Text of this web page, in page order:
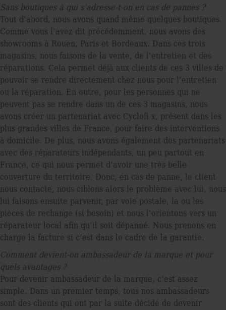
Sans boutiques à qui s’adresse-t-on en cas de pannes ?
Tout d’abord, nous avons quand même quelques boutiques.
Comme vous l’avez dit précédemment, nous avons des
showrooms à Rouen, Paris et Bordeaux. Dans ces trois
magasins, nous faisons de la vente, de l’entretien et des
réparations. Cela permet déjà aux clients de ces 3 villes de
pouvoir se rendre directement chez nous pour l’entretien
ou la réparation. En outre, pour les personnes qui ne
peuvent pas se rendre dans un de ces 3 magasins, nous
avons créer un partenariat avec Cycloﬁ x, présent dans les
plus grandes villes de France, pour faire des interventions
à domicile. De plus, nous avons également des partenariats
avec des réparateurs indépendants, un peu partout en
France, ce qui nous permet d’avoir une très belle
couverture du territoire. Donc, en cas de panne, le client
nous contacte, nous ciblons alors le problème avec lui, nous
lui faisons ensuite parvenir, par voie postale, la ou les
pièces de rechange (si besoin) et nous l’orientons vers un
réparateur local aﬁn qu’il soit dépanné. Nous prenons en
charge la facture si c’est dans le cadre de la garantie.
Comment devient-on ambassadeur de la marque et pour
quels avantages ?
Pour devenir ambassadeur de la marque, c’est assez
simple. Dans un premier temps, tous nos ambassadeurs
sont des clients qui ont par la suite décidé de devenir